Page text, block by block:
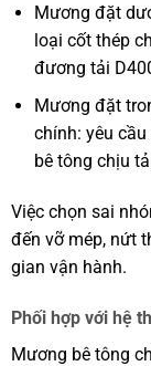
Mương đặt
loại cốt thép
đương tải
Mương đặt
chính: yêu
bê tông chịu
Việc chọn sai
đến vỡ mép, nứt
gian vận hành.
Phối hợp với hệ
Mương bê tông